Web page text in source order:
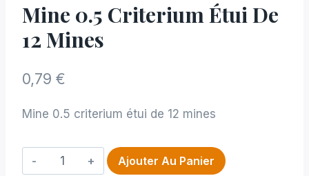
Mine 0.5 Criterium Étui De
12 Mines
0,79 €
Mine 0.5 criterium étui de 12 mines
quantité
Ajouter Au Panier